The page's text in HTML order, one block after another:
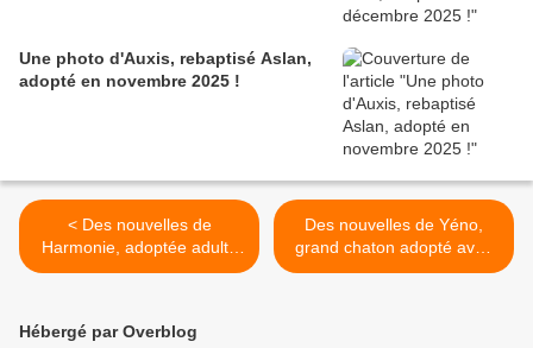
Une photo d'Auxis, rebaptisé Aslan,
adopté en novembre 2025 !
< Des nouvelles de
Harmonie, adoptée adulte
en octobre 2023 !
Des nouvelles de Yéno,
grand chaton adopté avec
un coryza chronique en
Hébergé par Overblog